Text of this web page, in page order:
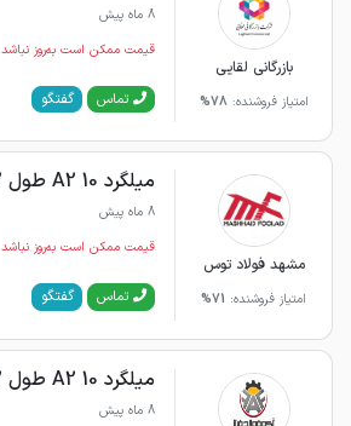
بازرگانی لقایی
امتیاز فروشنده: 78%
8 ماه پیش
قیمت ممکن است به‌روز نباشد
تماس گفتگو
مشهد فولاد توس
امتیاز فروشنده: 71%
میلگرد 10 A2 طول 12 آریان فولاد
8 ماه پیش
قیمت ممکن است به‌روز نباشد
تماس گفتگو
میلگرد 10 A2 طول 12 آریان فولاد
8 ماه پیش